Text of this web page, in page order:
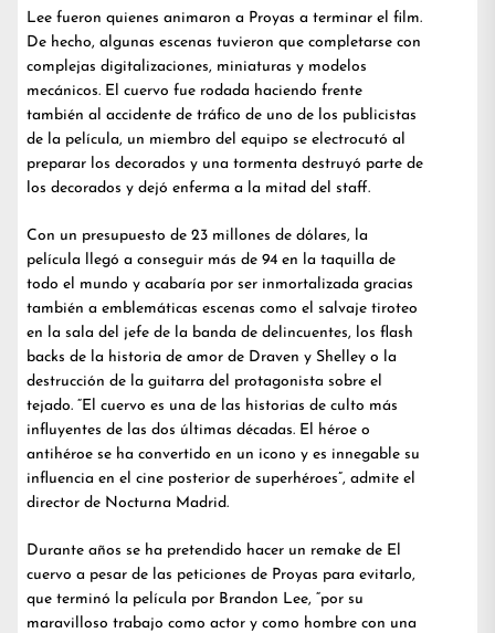
Lee fueron quienes animaron a Proyas a terminar el film.
De hecho, algunas escenas tuvieron que completarse con
complejas digitalizaciones, miniaturas y modelos
mecánicos. El cuervo fue rodada haciendo frente
también al accidente de tráfico de uno de los publicistas
de la película, un miembro del equipo se electrocutó al
preparar los decorados y una tormenta destruyó parte de
los decorados y dejó enferma a la mitad del staff.
Con un presupuesto de 23 millones de dólares, la
película llegó a conseguir más de 94 en la taquilla de
todo el mundo y acabaría por ser inmortalizada gracias
también a emblemáticas escenas como el salvaje tiroteo
en la sala del jefe de la banda de delincuentes, los flash
backs de la historia de amor de Draven y Shelley o la
destrucción de la guitarra del protagonista sobre el
tejado. “El cuervo es una de las historias de culto más
influyentes de las dos últimas décadas. El héroe o
antihéroe se ha convertido en un icono y es innegable su
influencia en el cine posterior de superhéroes”, admite el
director de Nocturna Madrid.
Durante años se ha pretendido hacer un remake de El
cuervo a pesar de las peticiones de Proyas para evitarlo,
que terminó la película por Brandon Lee, “por su
maravilloso trabajo como actor y como hombre con una